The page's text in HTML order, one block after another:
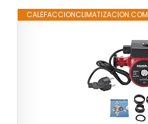
CALEFACCIONCLIMATIZACION.COM